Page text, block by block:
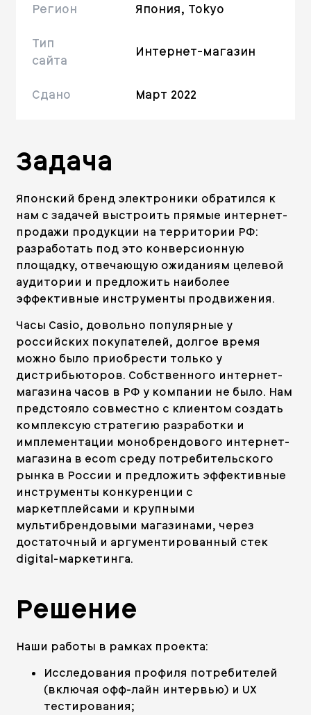
Регион Япония, Tokyo
Тип
сайта
Интернет-магазин
Сдано Март 2022
Задача
Японский бренд электроники обратился к
нам с задачей выстроить прямые интернет-
продажи продукции на территории РФ:
разработать под это конверсионную
площадку, отвечающую ожиданиям целевой
аудитории и предложить наиболее
эффективные инструменты продвижения.
Часы Casio, довольно популярные у
российских покупателей, долгое время
можно было приобрести только у
дистрибьюторов. Собственного интернет-
магазина часов в РФ у компании не было. Нам
предстояло совместно с клиентом создать
комплексую стратегию разработки и
имплементации монобрендового интернет-
магазина в ecom среду потребительского
рынка в России и предложить эффективные
инструменты конкуренции с
маркетплейсами и крупными
мультибрендовыми магазинами, через
достаточный и аргументированный стек
digital-маркетинга.
Решение
Наши работы в рамках проекта:
Исследования профиля потребителей
(включая офф-лайн интервью) и UX
тестирования;